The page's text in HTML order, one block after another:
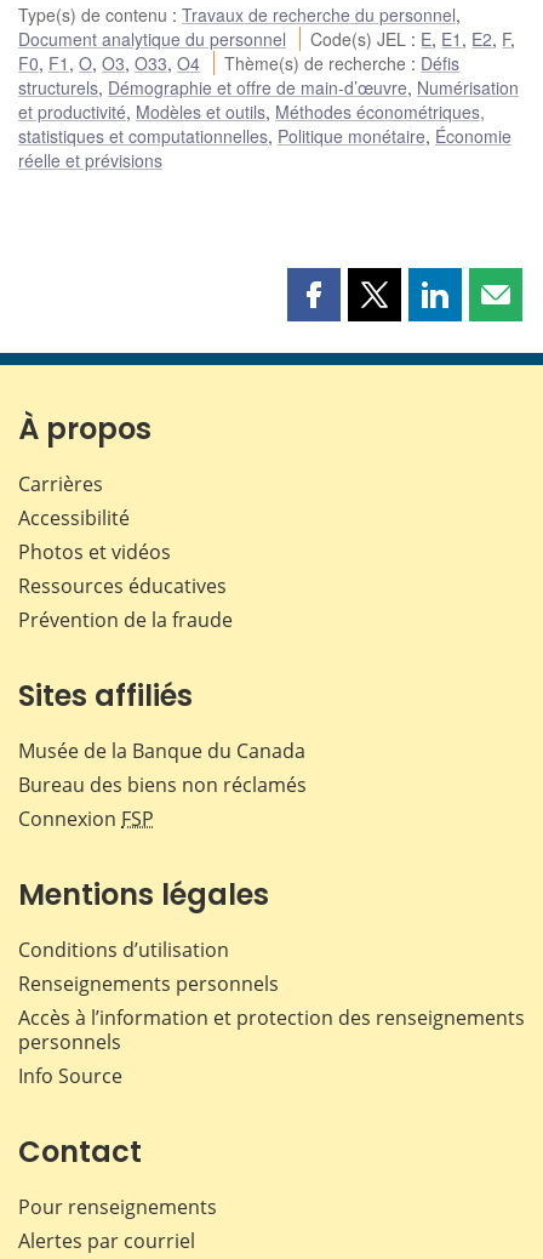
Type(s) de contenu : Travaux de recherche du personnel,
Document analytique du personnel
Code(s) JEL : E, E1 , E2, F,
F0, F1 , O, O3, O33, O4 Thème(s) de recherche : Défis
structurels, Démographie et offre de main-d’œuvre, Numérisation
et productivité, Modèles et outils, Méthodes économétriques,
statistiques et computationnelles, Politique monétaire, Économie
réelle et prévisions
Partager
page
Partager
page
Partager
page page
À propos
Carrières
Accessibilité
Photos et vidéos
Ressources éducatives
Prévention de la fraude
Sites affiliés
Musée de la Banque du Canada
Bureau des biens non réclamés
Connexion FSP
Mentions légales
Conditions d’utilisation
Renseignements personnels
Accès à l’information et protection des renseignements
personnels
Info Source
Contact
Pour renseignements
Alertes par courriel